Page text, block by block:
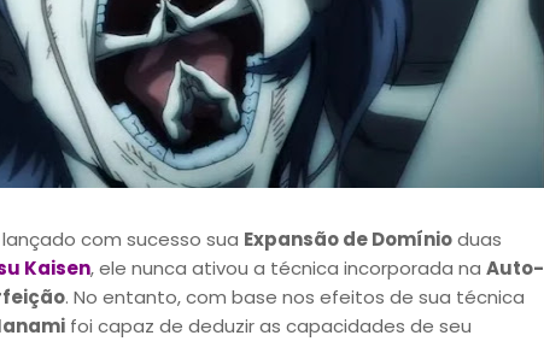
com sucesso sua Expansão de Domínioduas
Kaisen, ele nunca ativou a técnica incorporada na Auto-
. No entanto, com base nos efeitos de sua técnica
foi capaz de deduzir as capacidades de seu